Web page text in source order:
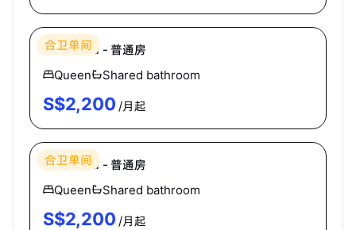
合卫单间
The Plaza - 普通房
Queen
Shared bathroom
S$2,200 /月起
合卫单间
The Plaza - 普通房
Queen
Shared bathroom
S$2,200 /月起